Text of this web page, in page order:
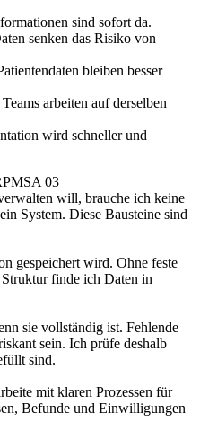
sind sofort da.
senken das Risiko von
bleiben besser
Teams arbeiten auf derselben
wird schneller und
03
will, brauche ich keine
System. Diese Bausteine sind
gespeichert wird. Ohne feste
finde ich Daten in
sie vollständig ist. Fehlende
sein. Ich prüfe deshalb
sind.
mit klaren Prozessen für
Befunde und Einwilligungen